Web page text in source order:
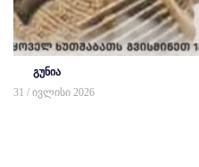
გუნია
31 / ივლისი 2026